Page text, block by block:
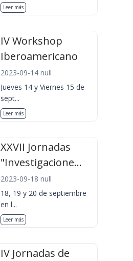
Leer más
IV Workshop
Iberoamericano
2023-09-14 null
Jueves 14 y Viernes 15 de
sept...
Leer más
XXVII Jornadas
"Investigacione...
2023-09-18 null
18, 19 y 20 de septiembre
en l...
Leer más
IV Jornadas de